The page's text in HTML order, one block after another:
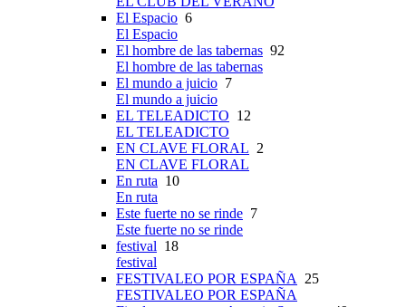
El Espacio 6
El Espacio
El hombre de las tabernas 92
El hombre de las tabernas
El mundo a juicio 7
El mundo a juicio
EL TELEADICTO 12
EL TELEADICTO
EN CLAVE FLORAL 2
EN CLAVE FLORAL
En ruta 10
En ruta
Este fuerte no se rinde 7
Este fuerte no se rinde
festival 18
festival
FESTIVALEO POR ESPAÑA 25
FESTIVALEO POR ESPAÑA